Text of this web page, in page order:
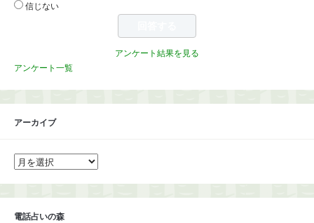
信じない
アンケート結果を見る
アンケート一覧
アーカイブ
ア
ー
イ
電話占いの森